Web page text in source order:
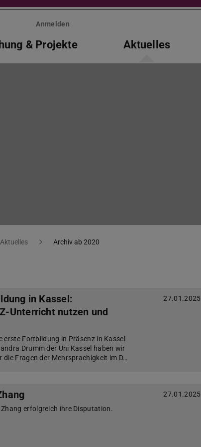
Anmelden
& Projekte Aktuelles
Aktuelles Archiv ab 2020
in Kassel:
Unterricht nutzen und
27.01.2025
erste Fortbildung in Präsenz in Kassel
Drumm der Uni Kassel haben wir
Fragen der Mehrsprachigkeit im D…
27.01.2025
erfolgreich ihre Disputation.